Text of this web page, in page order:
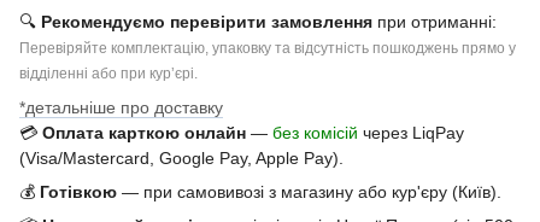
🔍 Рекомендуємо перевірити замовлення при отриманні:
Перевіряйте комплектацію, упаковку та відсутність пошкоджень прямо у
відділенні або при курʼєрі.
*детальніше про доставку
💳 Оплата карткою онлайн — без комісій через LiqPay
(Visa/Mastercard, Google Pay, Apple Pay).
💰 Готівкою — при самовивозі з магазину або кур'єру (Київ).